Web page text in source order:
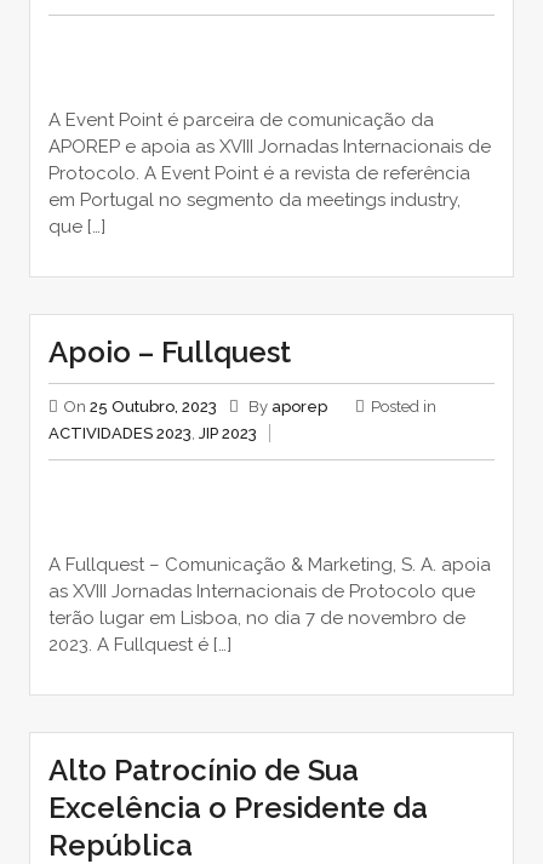
A Event Point é parceira de comunicação da
APOREP e apoia as XVIII Jornadas Internacionais de
Protocolo. A Event Point é a revista de referência
em Portugal no segmento da meetings industry,
que […]
Apoio – Fullquest
On 25 Outubro, 2023 By aporep
Posted in
ACTIVIDADES 2023, JIP 2023
A Fullquest – Comunicação & Marketing, S. A. apoia
as XVIII Jornadas Internacionais de Protocolo que
terão lugar em Lisboa, no dia 7 de novembro de
2023. A Fullquest é […]
Alto Patrocínio de Sua
Excelência o Presidente da
República